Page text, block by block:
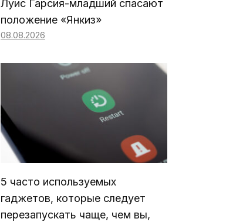
Луис Гарсия-младший спасают
положение «Янкиз»
08.08.2026
5 часто используемых
гаджетов, которые следует
перезапускать чаще, чем вы,